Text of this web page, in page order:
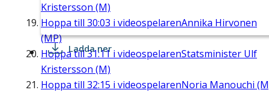
Kristersson (M)
Hoppa till 30:03 i videospelarenAnnika Hirvonen
(MP)
Hoppa till31:11 i videospelarenStatsminister Ulf
Kristersson (M)
Hoppa till 32:15 i videospelarenNoria Manouchi
Ladda ner